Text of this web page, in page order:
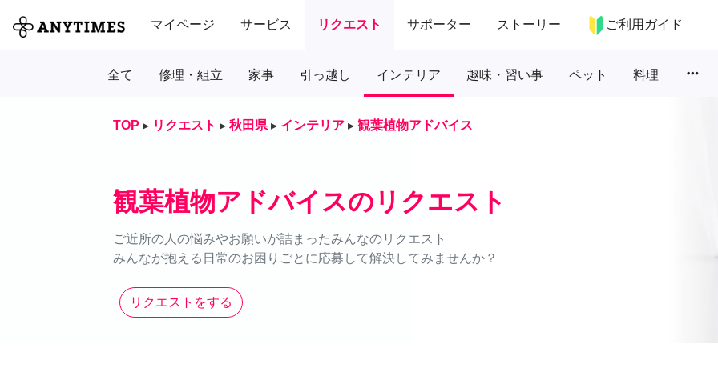
マイページ サービス リクエスト サポーター ストーリー ご利用ガイド
全て 修理・組立 家事 引っ越し インテリア 趣味・習い事 ペット 料理 more_horiz
TOP ▸ リクエスト ▸ 秋田県 ▸ インテリア ▸ 観葉植物アドバイス
観葉植物アドバイスのリクエスト
ご近所の人の悩みやお願いが詰まったみんなのリクエスト
みんなが抱える日常のお困りごとに応募して解決してみませんか？
リクエストをする